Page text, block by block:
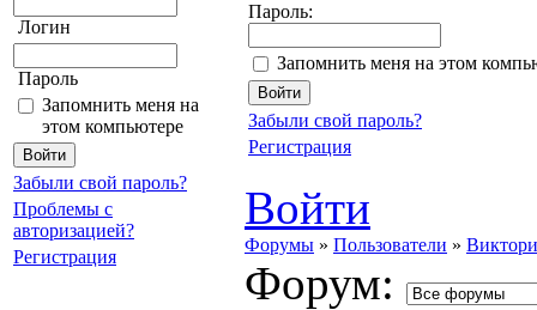
Логин
Пароль
Запомнить меня на
этом компьютере
Забыли свой пароль?
Проблемы с
авторизацией?
Регистрация
Пароль:
Запомнить меня на этом
Забыли свой пароль?
Регистрация
Войти
Форумы » Пользователи »
Форум: